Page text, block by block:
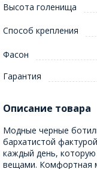
Высота голенища
Способ крепления
Фасон
Гарантия
Описание товара
Модные черные
бархатистой
каждый день,
вещами. Комфортная